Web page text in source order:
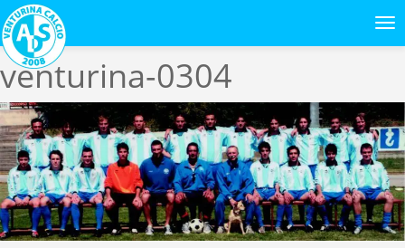
Previous Image
Next Image
venturina-0304